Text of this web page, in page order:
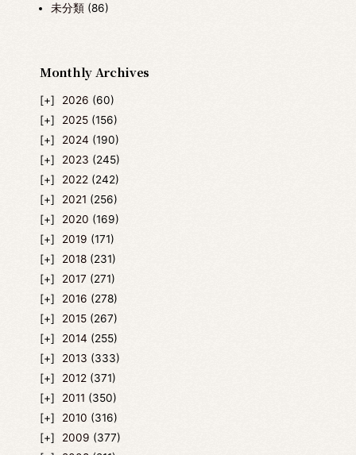
未分類(86)
Monthly Archives
2026 (60)
2025 (156)
2024 (190)
2023 (245)
2022 (242)
2021 (256)
2020 (169)
2019 (171)
2018 (231)
2017 (271)
2016 (278)
2015 (267)
2014 (255)
2013 (333)
2012 (371)
2011 (350)
2010 (316)
2009 (377)